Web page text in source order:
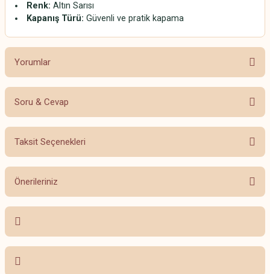
Renk: Altın Sarısı
Kapanış Türü: Güvenli ve pratik kapama
Yorumlar
Bu ürüne ilk yorumu siz yapın!
Soru & Cevap
Ürün hakkında henüz soru sorulmamış.
Taksit Seçenekleri
Önerileriniz
Bu ürünün fiyat bilgisi, resim, ürün açıklamalarında ve diğer konularda
yetersiz gördüğünüz noktaları öneri formunu kullanarak tarafımıza
iletebilirsiniz.